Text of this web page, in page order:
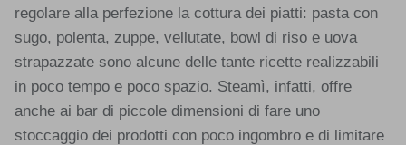
regolare alla perfezione la cottura dei piatti: pasta con
sugo, polenta, zuppe, vellutate, bowl di riso e uova
strapazzate sono alcune delle tante ricette realizzabili
in poco tempo e poco spazio. Steamì, infatti, offre
anche ai bar di piccole dimensioni di fare uno
stoccaggio dei prodotti con poco ingombro e di limitare